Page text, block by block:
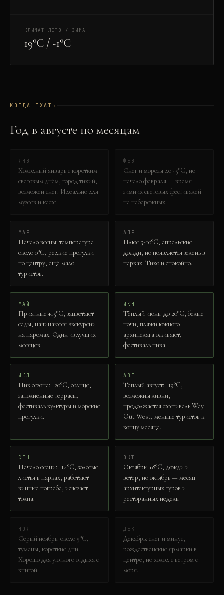
КЛИМАТ ЛЕТО / ЗИМА
19°C / -1°C
КОГДА ЕХАТЬ
Год в августе по месяцам
ЯНВ
Холодный январь с коротким
световым днём, город тихий,
возможен снег. Идеально для
музеев и кафе.
ФЕВ
Снег и морозы до -5°C, но
начало февраля — время
зимних световых фестивалей
на набережных.
МАР
Начало весны: температура
около 0°C, редкие прогулки
по центру, ещё мало
туристов.
АПР
Плюс 5-10°C, апрельские
дожди, но появляется зелень в
парках. Тихо и спокойно.
МАЙ
Приятные +15°C, зацветают
сады, начинаются экскурсии
на паромах. Один из лучших
месяцев.
ИЮН
Тёплый июнь: до 20°C, белые
ночи, пляжи южного
архипелага оживают,
фестиваль пива.
ИЮЛ
Пик сезона: +20°C, солнце,
заполненные террасы,
фестиваль культуры и морские
прогулки.
АВГ
Тёплый август: +19°C,
возможны ливни,
продолжается фестиваль Way
Out West, меньше туристов к
концу месяца.
СЕН
Начало осени: +14°C, золотые
листья в парках, работают
винные погреба, исчезает
толпа.
ОКТ
Октябрь: +8°C, дожди и
ветер, но октябрь — месяц
архитектурных туров и
ресторанных недель.
НОЯ
Серый ноябрь: около 5°C,
туманы, короткие дни.
Хорошо для уютного отдыха с
книгой.
ДЕК
Декабрь: снег и минус,
рождественские ярмарки в
центре, но холод с ветром с
моря.